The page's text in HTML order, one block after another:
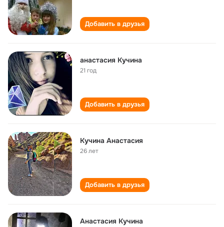
Добавить в друзья
анастасия Кучина
21 год
Добавить в друзья
Кучина Анастасия
26 лет
Добавить в друзья
Анастасия Кучина